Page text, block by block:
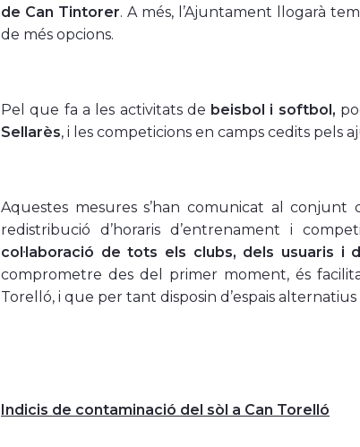
de Can Tintorer. A més, l’Ajuntament llogarà
de més opcions.
Pel que fa a les activitats de beisbol i softbol,
Sellarès, i les competicions en camps cedits pels
Aquestes mesures s’han comunicat al conjunt
redistribució d’horaris d’entrenament i
col·laboració de tots els clubs, dels usuaris i
comprometre des del primer moment, és
Torelló, i que per tant disposin d’espais alternatius
Indicis de contaminació del sòl a Can Torelló